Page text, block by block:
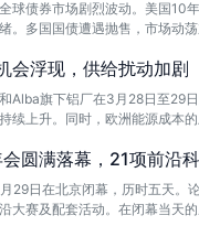
球债券市场剧烈波动。美国10
。多国国债遭遇抛售，市场动
会浮现，供给扰动加剧
Alba旗下铝厂在3月28日至29
续上升。同时，欧洲能源成本
圆满落幕，21项前沿
29日在北京闭幕，历时五天。
大赛及配套活动。在闭幕当天